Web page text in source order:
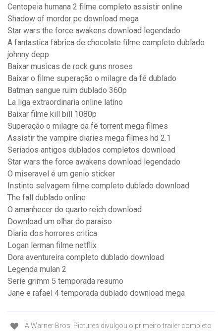
Centopeia humana 2 filme completo assistir online
Shadow of mordor pc download mega
Star wars the force awakens download legendado
A fantastica fabrica de chocolate filme completo dublado
johnny depp
Baixar musicas de rock guns nroses
Baixar o filme superação o milagre da fé dublado
Batman sangue ruim dublado 360p
La liga extraordinaria online latino
Baixar filme kill bill 1080p
Superação o milagre da fé torrent mega filmes
Assistir the vampire diaries mega filmes hd 2.1
Seriados antigos dublados completos download
Star wars the force awakens download legendado
O miseravel é um genio sticker
Instinto selvagem filme completo dublado download
The fall dublado online
O amanhecer do quarto reich download
Download um olhar do paraíso
Diario dos horrores critica
Logan lerman filme netflix
Dora aventureira completo dublado download
Legenda mulan 2
Serie grimm 5 temporada resumo
Jane e rafael 4 temporada dublado download mega
A Warner Bros. Pictures divulgou o primeiro trailer completo